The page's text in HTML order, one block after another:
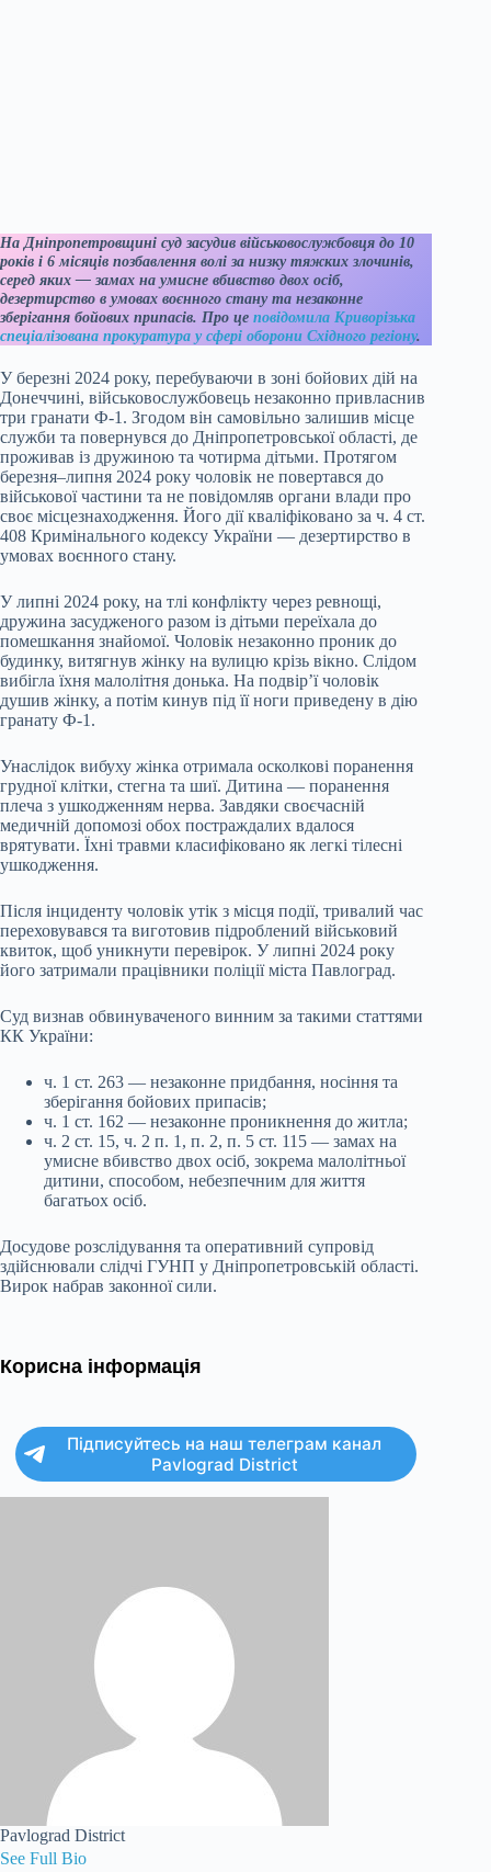
На Дніпропетровщині суд засудив військовослужбовця до 10
років і 6 місяців позбавлення волі за низку тяжких злочинів,
серед яких — замах на умисне вбивство двох осіб,
дезертирство в умовах воєнного стану та незаконне
зберігання бойових припасів. Про це повідомила Криворізька
спеціалізована прокуратура у сфері оборони Східного регіону.
У березні 2024 року, перебуваючи в зоні бойових дій на
Донеччині, військовослужбовець незаконно привласнив
три гранати Ф-1. Згодом він самовільно залишив місце
служби та повернувся до Дніпропетровської області, де
проживав із дружиною та чотирма дітьми. Протягом
березня–липня 2024 року чоловік не повертався до
військової частини та не повідомляв органи влади про
своє місцезнаходження. Його дії кваліфіковано за ч. 4 ст.
408 Кримінального кодексу України — дезертирство в
умовах воєнного стану.
У липні 2024 року, на тлі конфлікту через ревнощі,
дружина засудженого разом із дітьми переїхала до
помешкання знайомої. Чоловік незаконно проник до
будинку, витягнув жінку на вулицю крізь вікно. Слідом
вибігла їхня малолітня донька. На подвір’ї чоловік
душив жінку, а потім кинув під її ноги приведену в дію
гранату Ф-1.
Унаслідок вибуху жінка отримала осколкові поранення
грудної клітки, стегна та шиї. Дитина — поранення
плеча з ушкодженням нерва. Завдяки своєчасній
медичній допомозі обох постраждалих вдалося
врятувати. Їхні травми класифіковано як легкі тілесні
ушкодження.
Після інциденту чоловік утік з місця події, тривалий час
переховувався та виготовив підроблений військовий
квиток, щоб уникнути перевірок. У липні 2024 року
його затримали працівники поліції міста Павлоград.
Суд визнав обвинуваченого винним за такими статтями
КК України:
ч. 1 ст. 263 — незаконне придбання, носіння та
зберігання бойових припасів;
ч. 1 ст. 162 — незаконне проникнення до житла;
ч. 2 ст. 15, ч. 2 п. 1, п. 2, п. 5 ст. 115 — замах на
умисне вбивство двох осіб, зокрема малолітньої
дитини, способом, небезпечним для життя
багатьох осіб.
Досудове розслідування та оперативний супровід
здійснювали слідчі ГУНП у Дніпропетровській області.
Вирок набрав законної сили.
Корисна інформація
Підписуйтесь на наш телеграм канал
Pavlograd District
Pavlograd District
See Full Bio